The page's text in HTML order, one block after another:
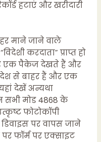
हटाएं और खरीदारी
माने जाने वाले
करदाता” प्राप्त हो
एक पैकेज देखते हैं और
देश से बाहर हैं और एक
देखें अन्यथा
सभी मोड 4868 के
फोटोकॉपी
पर वापस जाने
पर फॉर्म पर एक्साइट